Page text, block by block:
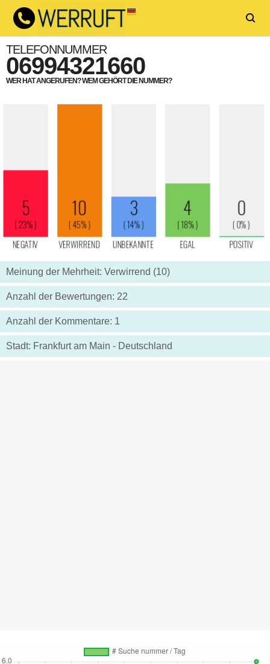
TELEFONNUMMER
06994321660
WER HAT ANGERUFEN? WEM GEHÖRT DIE NUMMER?
Meinung der Mehrheit: Verwirrend (10)
Anzahl der Bewertungen: 22
Anzahl der Kommentare: 1
Stadt: Frankfurt am Main - Deutschland